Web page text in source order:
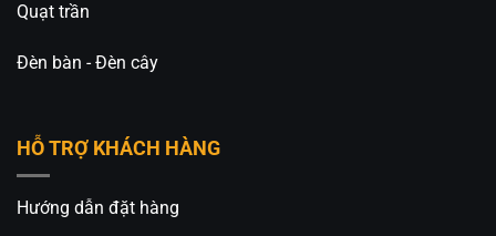
Quạt trần
Đèn bàn - Đèn cây
HỖ TRỢ KHÁCH HÀNG
Hướng dẫn đặt hàng